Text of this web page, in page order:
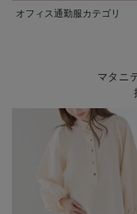
オフィス通勤服カテゴリ
マタニ